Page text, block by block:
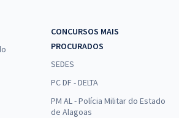
CONCURSOS MAIS
PROCURADOS
SEDES
PC DF - DELTA
PM AL - Polícia Militar do Estado
de Alagoas